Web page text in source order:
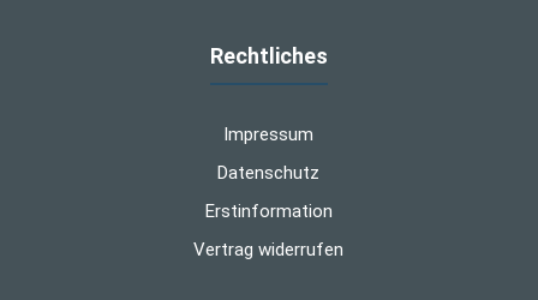
Rechtliches
Impressum
Datenschutz
Erstinformation
Vertrag widerrufen